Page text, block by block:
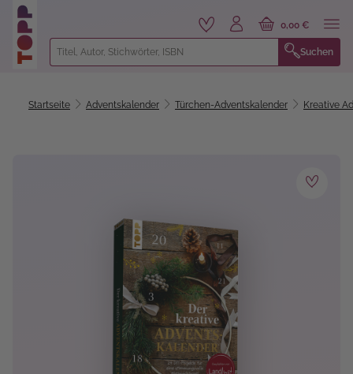
springen
Suchen
0,00 €
Startseite Adventskalender Türchen-Adventskalender Kreative